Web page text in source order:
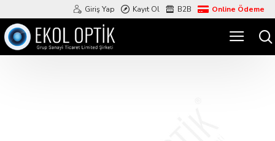
Giriş Yap Kayıt Ol B2B Online Ödeme